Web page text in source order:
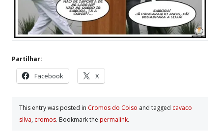
Partilhar:
Facebook X
This entry was posted in Cromos do Coiso and tagged cavaco
silva, cromos. Bookmark the permalink.